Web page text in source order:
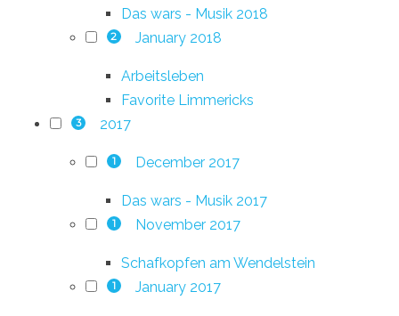
Das wars - Musik 2018
2 January 2018
Arbeitsleben
Favorite Limmericks
3 2017
1 December 2017
Das wars - Musik 2017
1 November 2017
Schafkopfen am Wendelstein
1 January 2017